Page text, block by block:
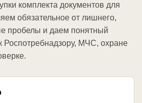
комплекта документов для
обязательное от лишнего,
пробелы и даем понятный
Роспотребнадзору, МЧС, охране